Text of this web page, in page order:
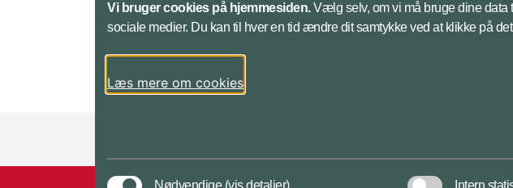
English Edition
Vi bruger cookies på hjemmesiden.Vælg selv, om vi må bruge dine data
sociale medier. Du kan til hver en tid ændre dit samtykke ved at klikke på
Læs mere om cookies
Nødvendige (vis detaljer) Intern